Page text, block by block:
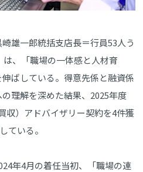
雄一郎統括支店長＝行員53人う
、「職場の一体感と人材育
ばしている。得意先係と融資係
理解を深めた結果、2025年度
収）アドバイザリー契約を4件獲
ている。
年4月の着任当初、「職場の連